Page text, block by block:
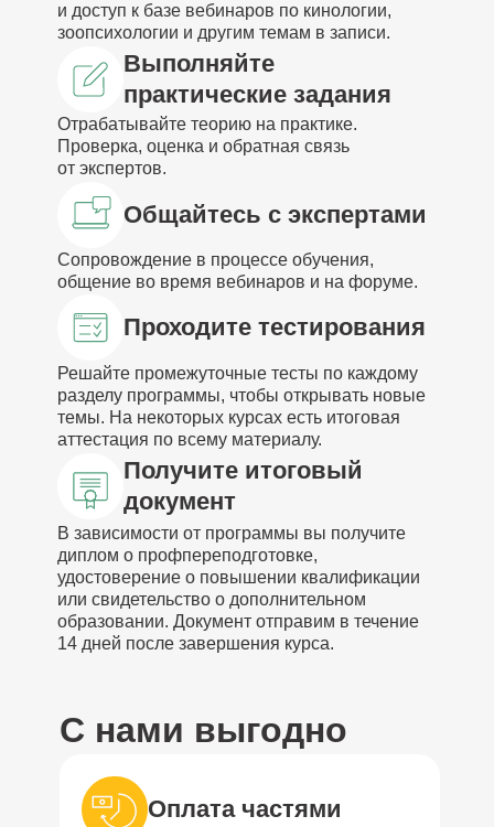
и доступ к базе вебинаров по кинологии,
зоопсихологии и другим темам в записи.
Выполняйте
практические задания
Отрабатывайте теорию на практике.
Проверка, оценка и обратная связь
от экспертов.
Общайтесь с экспертами
Сопровождение в процессе обучения,
общение во время вебинаров и на форуме.
Проходите тестирования
Решайте промежуточные тесты по каждому
разделу программы, чтобы открывать новые
темы. На некоторых курсах есть итоговая
аттестация по всему материалу.
Получите итоговый
документ
В зависимости от программы вы получите
диплом о профпереподготовке,
удостоверение о повышении квалификации
или свидетельство о дополнительном
образовании. Документ отправим в течение
14 дней после завершения курса.
С нами выгодно
Оплата частями